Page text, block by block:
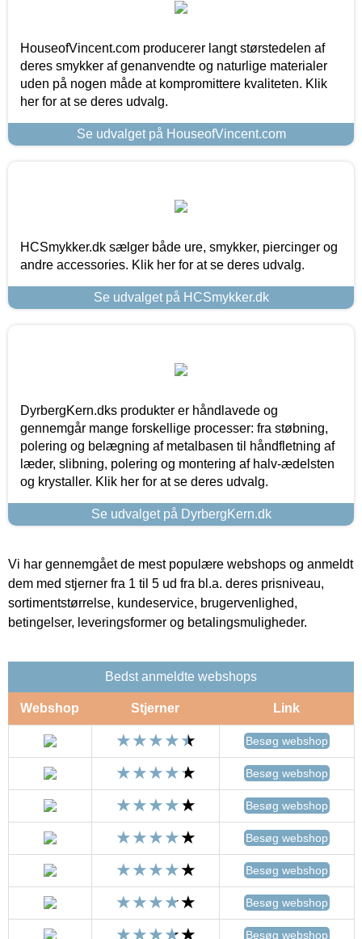
HouseofVincent.com producerer langt størstedelen af
deres smykker af genanvendte og naturlige materialer
uden på nogen måde at kompromittere kvaliteten. Klik
her for at se deres udvalg.
Se udvalget på HouseofVincent.com
HCSmykker.dk sælger både ure, smykker, piercinger og
andre accessories. Klik her for at se deres udvalg.
Se udvalget på HCSmykker.dk
DyrbergKern.dks produkter er håndlavede og
gennemgår mange forskellige processer: fra støbning,
polering og belægning af metalbasen til håndfletning af
læder, slibning, polering og montering af halv-ædelsten
og krystaller. Klik her for at se deres udvalg.
Se udvalget på DyrbergKern.dk
Vi har gennemgået de mest populære webshops og anmeldt
dem med stjerner fra 1 til 5 ud fra bl.a. deres prisniveau,
sortimentstørrelse, kundeservice, brugervenlighed,
betingelser, leveringsformer og betalingsmuligheder.
Bedst anmeldte webshops
Webshop Stjerner Link
Besøg webshop
Besøg webshop
Besøg webshop
Besøg webshop
Besøg webshop
Besøg webshop
Besøg webshop